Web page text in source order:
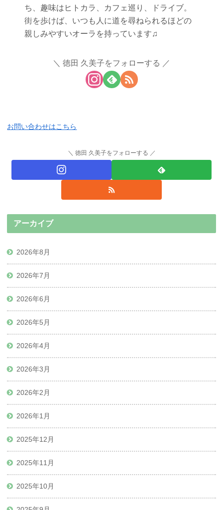
ち、趣味はヒトカラ、カフェ巡り、ドライブ。
街を歩けば、いつも人に道を尋ねられるほどの
親しみやすいオーラを持っています♫
徳田 久美子をフォローする
お問い合わせはこちら
徳田 久美子をフォローする
アーカイブ
2026年8月
2026年7月
2026年6月
2026年5月
2026年4月
2026年3月
2026年2月
2026年1月
2025年12月
2025年11月
2025年10月